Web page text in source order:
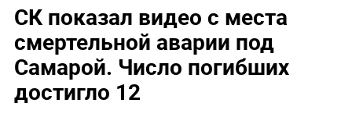
СК показал видео с места
смертельной аварии под
Самарой. Число погибших
достигло 12